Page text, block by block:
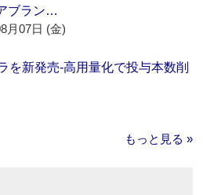
ブラン…
月07日 (金)
を新発売‐高用量化で投与本数削
もっと見る »